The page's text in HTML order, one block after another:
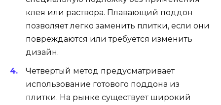
клея или раствора. Плавающий поддон
позволяет легко заменить плитки, если они
повреждаются или требуется изменить
дизайн.
Четвертый метод предусматривает
использование готового поддона из
плитки. На рынке существует широкий